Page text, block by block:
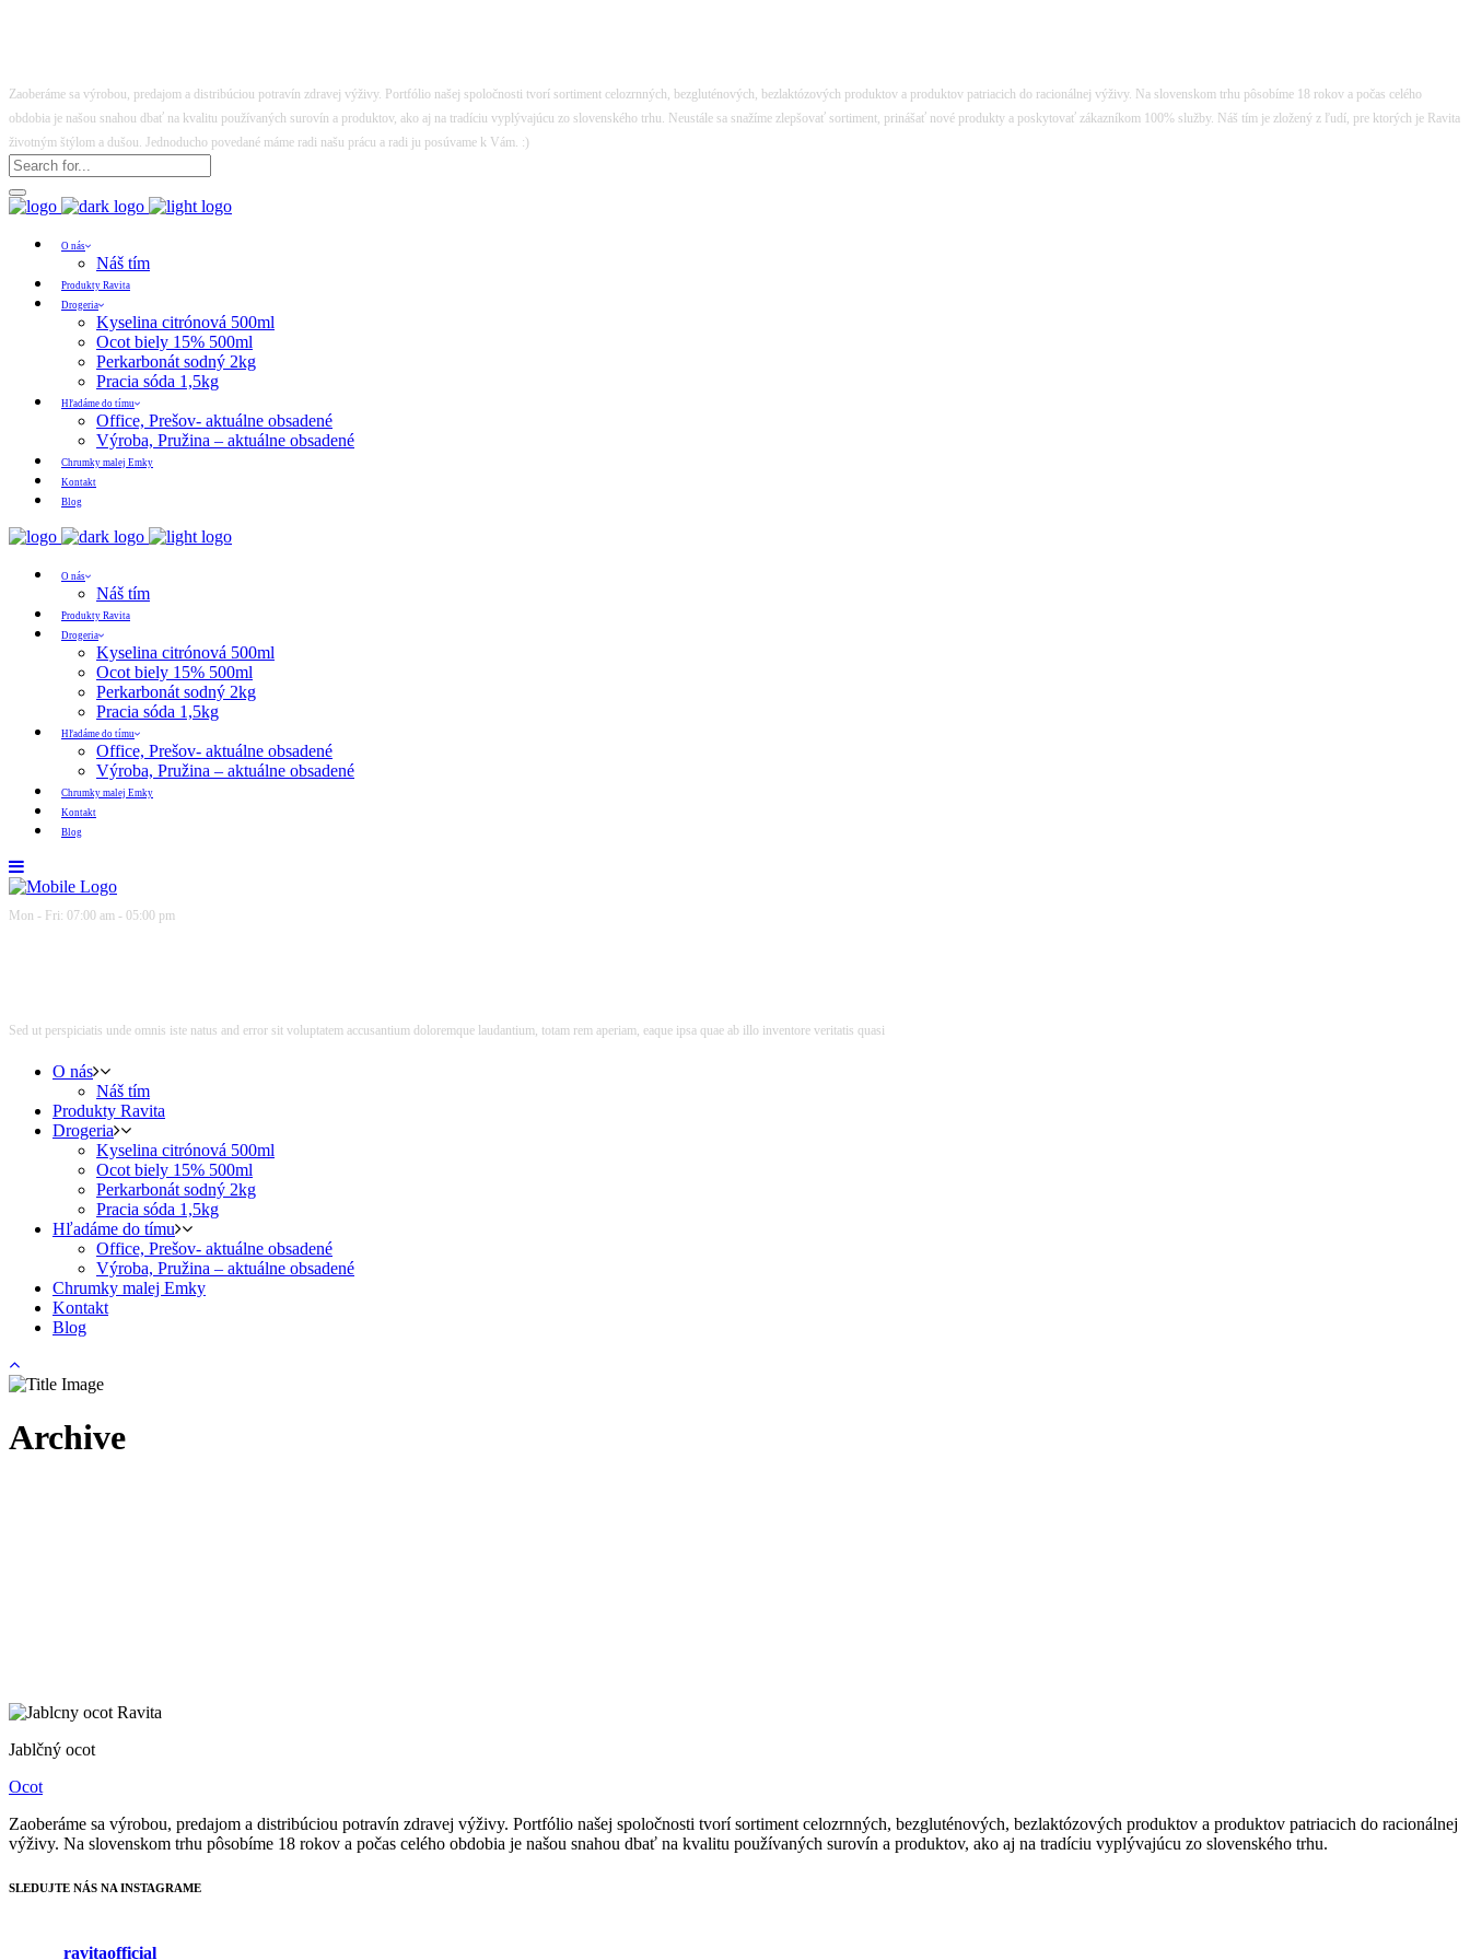
Zaoberáme sa výrobou, predajom a distribúciou potravín zdravej výživy. Portfólio našej spoločnosti tvorí sortiment celozrnných, bezgluténových, bezlaktózových produktov a produktov patriacich do racionálnej výživy. Na slovenskom trhu pôsobíme 18 rokov a počas celého
obdobia je našou snahou dbať na kvalitu používaných surovín a produktov, ako aj na tradíciu vyplývajúcu zo slovenského trhu. Neustále sa snažíme zlepšovať sortiment, prinášať nové produkty a poskytovať zákazníkom 100% služby. Náš tím je zložený z ľudí, pre ktorých je Ravita
životným štýlom a dušou. Jednoducho povedané máme radi našu prácu a radi ju posúvame k Vám. :)
O nás
Náš tím
Produkty Ravita
Drogeria
Kyselina citrónová 500ml
Ocot biely 15% 500ml
Perkarbonát sodný 2kg
Pracia sóda 1,5kg
Hľadáme do tímu
Office, Prešov- aktuálne obsadené
Výroba, Pružina – aktuálne obsadené
Chrumky malej Emky
Kontakt
Blog
O nás
Náš tím
Produkty Ravita
Drogeria
Kyselina citrónová 500ml
Ocot biely 15% 500ml
Perkarbonát sodný 2kg
Pracia sóda 1,5kg
Hľadáme do tímu
Office, Prešov- aktuálne obsadené
Výroba, Pružina – aktuálne obsadené
Chrumky malej Emky
Kontakt
Blog
Mon - Fri: 07:00 am - 05:00 pm
Sed ut perspiciatis unde omnis iste natus and error sit voluptatem accusantium doloremque laudantium, totam rem aperiam, eaque ipsa quae ab illo inventore veritatis quasi
O nás
Náš tím
Produkty Ravita
Drogeria
Kyselina citrónová 500ml
Ocot biely 15% 500ml
Perkarbonát sodný 2kg
Pracia sóda 1,5kg
Hľadáme do tímu
Office, Prešov- aktuálne obsadené
Výroba, Pružina – aktuálne obsadené
Chrumky malej Emky
Kontakt
Blog
Archive
Jablčný ocot
Ocot
Zaoberáme sa výrobou, predajom a distribúciou potravín zdravej výživy. Portfólio našej spoločnosti tvorí sortiment celozrnných, bezgluténových, bezlaktózových produktov a produktov patriacich do racionálnej
výživy. Na slovenskom trhu pôsobíme 18 rokov a počas celého obdobia je našou snahou dbať na kvalitu používaných surovín a produktov, ako aj na tradíciu vyplývajúcu zo slovenského trhu.
SLEDUJTE NÁS NA INSTAGRAME
ravitaofficial